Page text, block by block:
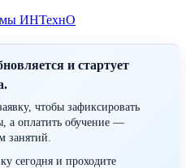
ИНТехнО
и стартует
чтобы зафиксировать
а оплатить обучение —
занятий.
сегодня и проходите